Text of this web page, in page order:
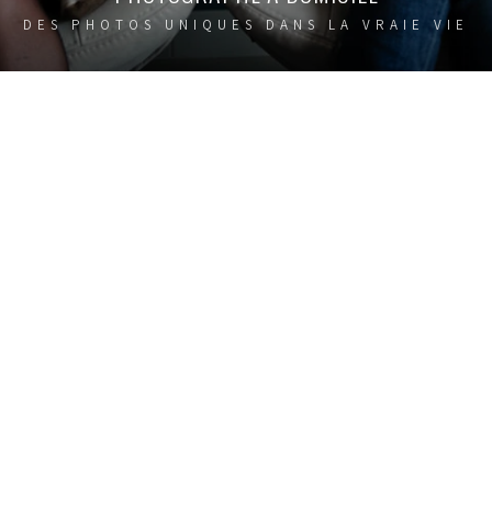
DES PHOTOS UNIQUES DANS LA VRAIE VIE